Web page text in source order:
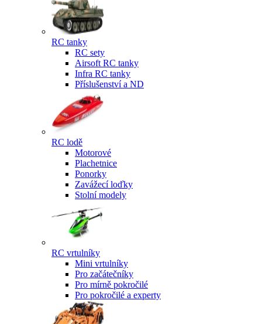
RC tanky
RC sety
Airsoft RC tanky
Infra RC tanky
Příslušenství a ND
RC lodě
Motorové
Plachetnice
Ponorky
Zavážecí loďky
Stolní modely
RC vrtulníky
Mini vrtulníky
Pro začátečníky
Pro mírně pokročilé
Pro pokročilé a experty